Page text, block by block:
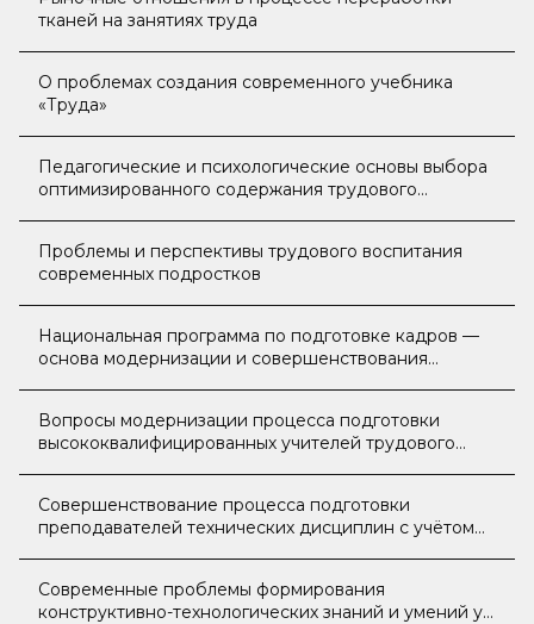
тканей на занятиях труда
О проблемах создания современного учебника
«Труда»
Педагогические и психологические основы выбора
оптимизированного содержания трудового
Проблемы и перспективы трудового воспитания
современных подростков
Национальная программа по подготовке кадров —
основа модернизации и совершенствования
Вопросы модернизации процесса подготовки
высококвалифицированных учителей трудового
Совершенствование процесса подготовки
преподавателей технических дисциплин с учётом
Современные проблемы формирования
конструктивно-технологических знаний и умений у